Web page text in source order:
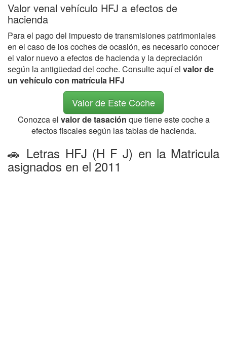
Valor venal vehículo HFJ a efectos de
hacienda
Para el pago del impuesto de transmisiones patrimoniales
en el caso de los coches de ocasión, es necesario conocer
el valor nuevo a efectos de hacienda y la depreciación
según la antigüedad del coche. Consulte aquí el valor de
un vehículo con matrícula HFJ
Valor de Este Coche
Conozca el valor de tasación que tiene este coche a
efectos fiscales según las tablas de hacienda.
🚗 Letras HFJ (H F J) en la Matricula
asignados en el 2011